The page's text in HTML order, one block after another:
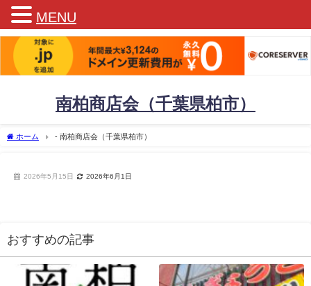
南柏商店会（千葉県柏市）
ホーム - 南柏商店会（千葉県柏市）
2026年5月15日 2026年6月1日
おすすめの記事
MENU